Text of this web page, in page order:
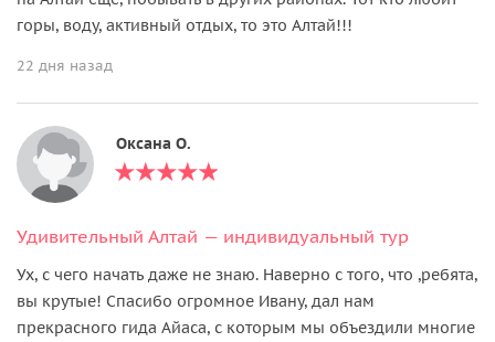
горы, воду, активный отдых, то это Алтай!!!
22 дня назад
Оксана О.
Удивительный Алтай — индивидуальный тур
Ух, с чего начать даже не знаю. Наверно с того, что ,ребята,
вы крутые! Спасибо огромное Ивану, дал нам
прекрасного гида Айаса, с которым мы объездили многие